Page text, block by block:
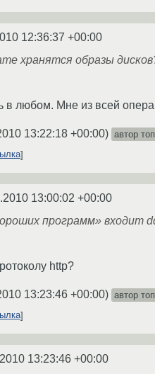
12:36:37 +00:00
хранятся образы
в любом. Мне из всей
13:22:18 +00:00) автор
13:00:02 +00:00
программ» входит
http?
13:23:46 +00:00) автор
13:23:46 +00:00